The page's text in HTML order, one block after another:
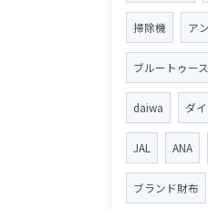
掃除機 ア
ブルートゥース
daiwa ダ
JAL ANA
ブランド財布